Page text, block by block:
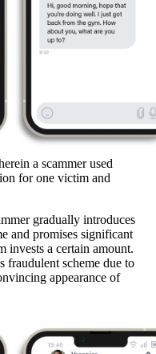
a scammer used
for one victim and
gradually introduces
and promises significant
a certain amount.
scheme due to
appearance of